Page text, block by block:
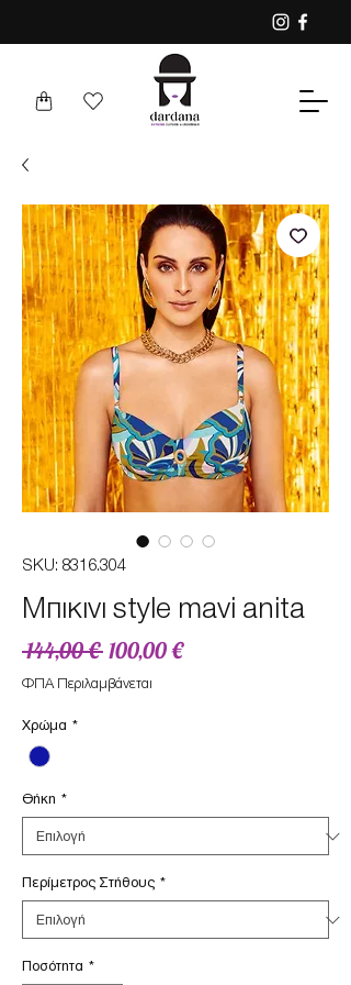
SKU: 8316.304
Mπικινι style mavi anita
144,00 € Κανονική
τιμή
100,00 €Τιμή
ΦΠΑ Περιλαμβάνεται
Χρώμα *
Θήκη *
Περίμετρος Στήθους *
Ποσότητα *